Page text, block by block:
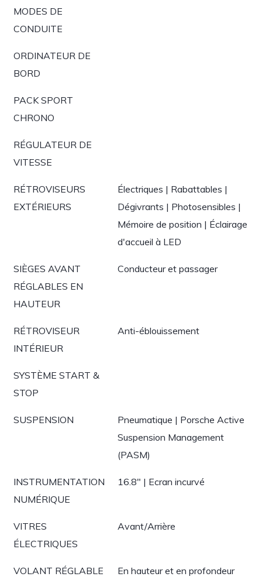
MODES DE
CONDUITE
ORDINATEUR DE
BORD
PACK SPORT
CHRONO
RÉGULATEUR DE
VITESSE
RÉTROVISEURS
EXTÉRIEURS
Électriques | Rabattables |
Dégivrants | Photosensibles |
Mémoire de position | Éclairage
d'accueil à LED
SIÈGES AVANT
RÉGLABLES EN
HAUTEUR
Conducteur et passager
RÉTROVISEUR
INTÉRIEUR
Anti-éblouissement
SYSTÈME START &
STOP
SUSPENSION
Pneumatique | Porsche Active
Suspension Management
(PASM)
INSTRUMENTATION
NUMÉRIQUE
16.8" | Ecran incurvé
VITRES
ÉLECTRIQUES
Avant/Arrière
VOLANT RÉGLABLE En hauteur et en profondeur